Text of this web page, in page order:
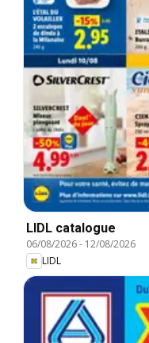
LIDL catalogue
06/08/2026- 12/08/2026
LIDL